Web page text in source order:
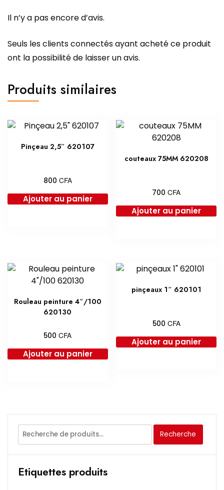
Il n’y a pas encore d’avis.
Seuls les clients connectés ayant acheté ce produit
ont la possibilité de laisser un avis.
Produits similaires
Pinçeau 2,5″ 620107
800 CFA
Ajouter au panier
couteaux 75MM 620208
700CFA
Ajouter au panier
Rouleau peinture 4″/100
620130
500CFA
Ajouter au panier
pinçeaux 1″ 620101
500 CFA
Ajouter au panier
Recherche
pour :
Recherche
Etiquettes produits